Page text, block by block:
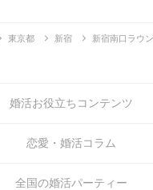
東京都 新宿 新宿南口ラウ
婚活お役立ちコンテンツ
恋愛・婚活コラム
全国の婚活パーティー